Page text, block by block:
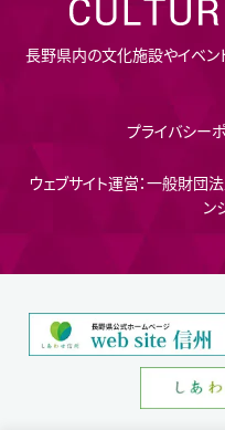
長野県内の文化施設やイベン
プライバシー
ウェブサイト運営：一般財
ン